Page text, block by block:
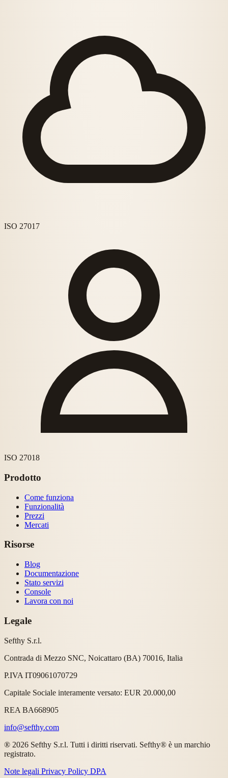
ISO 27017
ISO 27018
Prodotto
Come funziona
Funzionalità
Prezzi
Mercati
Risorse
Blog
Documentazione
Stato servizi
Console
Lavora con noi
Legale
Sefthy S.r.l.
Contrada di Mezzo SNC, Noicattaro (BA) 70016, Italia
P.IVA IT09061070729
Capitale Sociale interamente versato: EUR 20.000,00
REA BA668905
info@sefthy.com
® 2026 Sefthy S.r.l. Tutti i diritti riservati. Sefthy® è un marchio
registrato.
Note legali Privacy Policy DPA